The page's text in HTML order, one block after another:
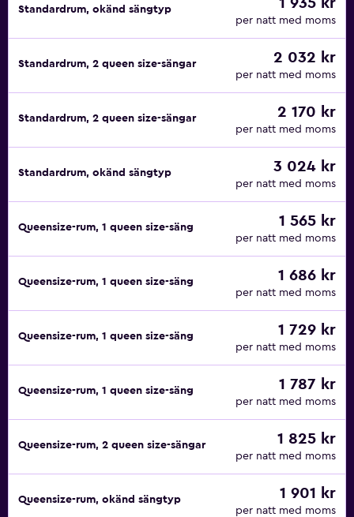
Standardrum, okänd sängtyp 1 935 kr
per natt med moms
Standardrum, 2 queen size-sängar 2 032 kr
per natt med moms
Standardrum, 2 queen size-sängar 2 170 kr
per natt med moms
Standardrum, okänd sängtyp 3 024 kr
per natt med moms
Queensize-rum, 1 queen size-säng 1 565 kr
per natt med moms
Queensize-rum, 1 queen size-säng 1 686 kr
per natt med moms
Queensize-rum, 1 queen size-säng 1 729 kr
per natt med moms
Queensize-rum, 1 queen size-säng 1 787 kr
per natt med moms
Queensize-rum, 2 queen size-sängar 1 825 kr
per natt med moms
Queensize-rum, okänd sängtyp 1 901 kr
per natt med moms